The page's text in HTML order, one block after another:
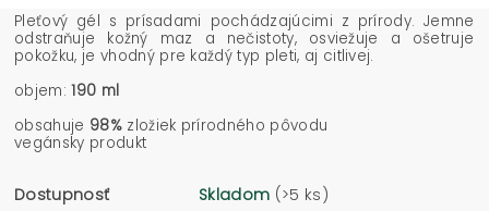
Pleťový gél s prísadami pochádzajúcimi z prírody. Jemne
odstraňuje kožný maz a nečistoty, osviežuje a ošetruje
pokožku, je vhodný pre každý typ pleti, aj citlivej.
objem:190 ml
obsahuje 98%zložiek prírodného pôvodu
vegánsky produkt
Dostupnosť Skladom (>5 ks)